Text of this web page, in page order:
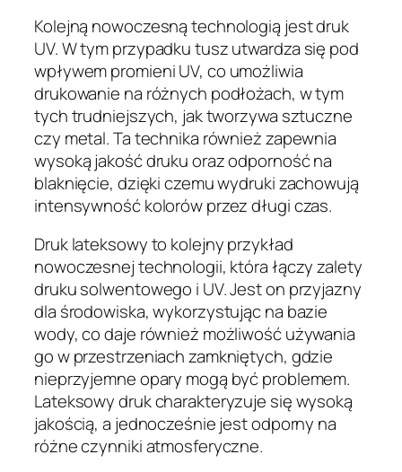
Kolejną nowoczesną technologią jest druk
UV. W tym przypadku tusz utwardza się pod
wpływem promieni UV, co umożliwia
drukowanie na różnych podłożach, w tym
tych trudniejszych, jak tworzywa sztuczne
czy metal. Ta technika również zapewnia
wysoką jakość druku oraz odporność na
blaknięcie, dzięki czemu wydruki zachowują
intensywność kolorów przez długi czas.
Druk lateksowy to kolejny przykład
nowoczesnej technologii, która łączy zalety
druku solwentowego i UV. Jest on przyjazny
dla środowiska, wykorzystując na bazie
wody, co daje również możliwość używania
go w przestrzeniach zamkniętych, gdzie
nieprzyjemne opary mogą być problemem.
Lateksowy druk charakteryzuje się wysoką
jakością, a jednocześnie jest odporny na
różne czynniki atmosferyczne.